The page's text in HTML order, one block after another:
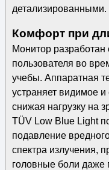
детализированными.
Комфорт при
Монитор разработан
пользователя во
учебы. Аппаратная
устраняет видимое
снижая нагрузку на
TÜV Low Blue Light
подавление
спектра излучения,
головные боли даже